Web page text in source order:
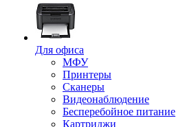
Для офиса
МФУ
Принтеры
Сканеры
Видеонаблюдение
Бесперебойное питание
Картриджи